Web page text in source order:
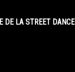
DE LA STREET DANCE